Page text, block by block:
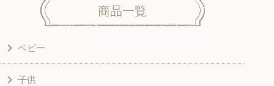
商品一覧
ベビー
洋服
子供